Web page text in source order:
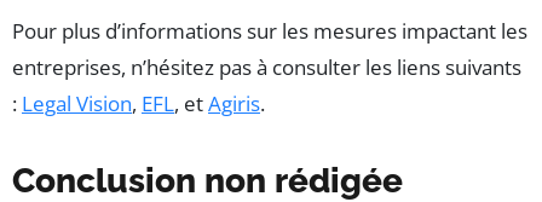
Pour plus d’informations sur les mesures impactant les
entreprises, n’hésitez pas à consulter les liens suivants
: Legal Vision, EFL, etAgiris.
Conclusion non rédigée